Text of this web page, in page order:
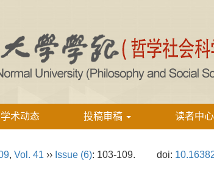
学术动态 投稿审稿 读者中心
, Vol. 41 ›› Issue (6): 103-109. doi: